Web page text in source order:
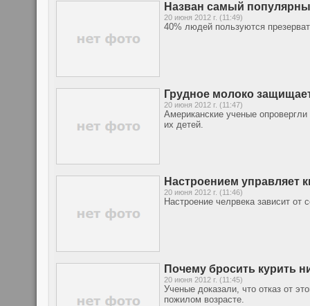
Назван самый
20 июня 2012 г. (11:49)
40% людей пользуются
Грудное молоко
20 июня 2012 г. (11:47)
Американские ученые
их детей.
Настроением управляет
20 июня 2012 г. (11:46)
Настроение челрвека зависит от
Почему бросить курить
20 июня 2012 г. (11:45)
Ученые доказали, что отказ от
пожилом возрасте.